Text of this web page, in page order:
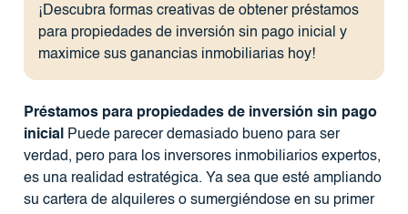
¡Descubra formas creativas de obtener préstamos
para propiedades de inversión sin pago inicial y
maximice sus ganancias inmobiliarias hoy!
Préstamos para propiedades de inversión sin pago
inicialPuede parecer demasiado bueno para ser
verdad, pero para los inversores inmobiliarios expertos,
es una realidad estratégica. Ya sea que esté ampliando
su cartera de alquileres o sumergiéndose en su primer